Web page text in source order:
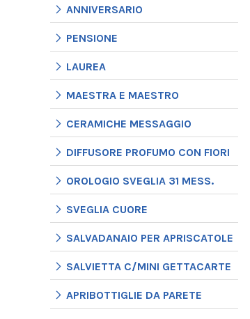
ANNIVERSARIO
PENSIONE
LAUREA
MAESTRA E MAESTRO
CERAMICHE MESSAGGIO
DIFFUSORE PROFUMO CON FIORI
OROLOGIO SVEGLIA 31 MESS.
SVEGLIA CUORE
SALVADANAIO PER APRISCATOLE
SALVIETTA C/MINI GETTACARTE
APRIBOTTIGLIE DA PARETE